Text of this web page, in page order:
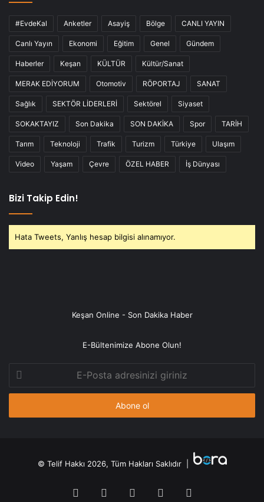
#EvdeKal Anketler Asayiş Bölge CANLI YAYIN
Canlı Yayın Ekonomi Eğitim Genel Gündem
Haberler Keşan KÜLTÜR Kültür/Sanat
MERAK EDİYORUM Otomotiv RÖPORTAJ SANAT
Sağlık SEKTÖR LİDERLERİ Sektörel Siyaset
SOKAKTAYIZ Son Dakika SON DAKİKA Spor TARİH
Tarım Teknoloji Trafik Turizm Türkiye Ulaşım
Video Yaşam Çevre ÖZEL HABER İş Dünyası
Bizi Takip Edin!
Hata Tweets, Yanlış hesap bilgisi alınamıyor.
Keşan Online - Son Dakika Haber
E-Bültenimize Abone Olun!
Posta
adresinizi
© Telif Hakkı 2026, Tüm Hakları Saklıdır |
FacebookTwitter YouTubeInstagram